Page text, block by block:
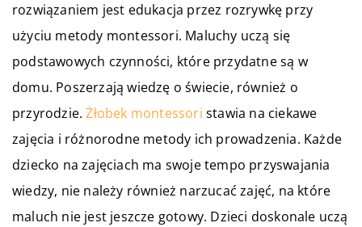
rozwiązaniem jest edukacja przez rozrywkę przy
użyciu metody montessori. Maluchy uczą się
podstawowych czynności, które przydatne są w
domu. Poszerzają wiedzę o świecie, również o
przyrodzie.Żłobek montessori stawia na ciekawe
zajęcia i różnorodne metody ich prowadzenia. Każde
dziecko na zajęciach ma swoje tempo przyswajania
wiedzy, nie należy również narzucać zajęć, na które
maluch nie jest jeszcze gotowy. Dzieci doskonale uczą